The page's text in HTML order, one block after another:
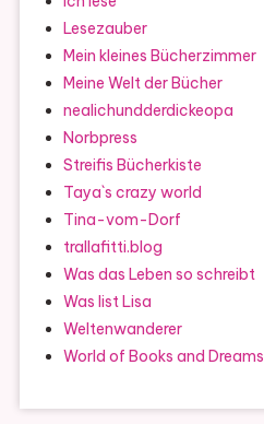
Lesezauber
Mein kleines Bücherzimmer
Meine Welt der Bücher
nealichundderdickeopa
Norbpress
Streifis Bücherkiste
Taya`s crazy world
Tina-vom-Dorf
trallafitti.blog
Was das Leben so schreibt
Was list Lisa
Weltenwanderer
World of Books and Dreams